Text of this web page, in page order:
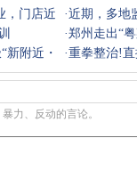
，门店近
·近期，多地
了这一点
·郑州走出“
附近・
·重拳整治!
力、反动的言论。